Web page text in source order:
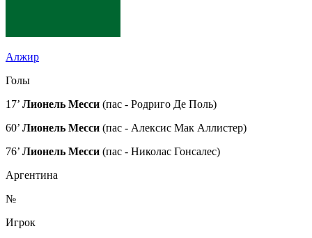
Алжир
Голы
17’ Лионель Месси (пас - Родриго Де Поль)
60’ Лионель Месси (пас - Алексис Мак Аллистер)
76’ Лионель Месси (пас - Николас Гонсалес)
Аргентина
№
Игрок